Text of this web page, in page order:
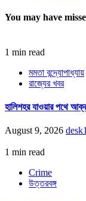
You may have
1 min read
মমতা বন্দ্যোপাধ্যায়
রাজ্যের খবর
হালিশহর যাওয়ার পথে
August 9, 2026 desk1
1 min read
Crime
উত্তরবঙ্গ